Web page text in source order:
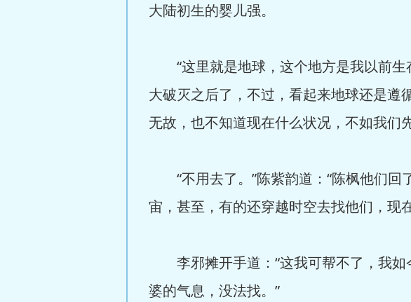
大陆初生的婴儿强。
“这里就是地球，这个地方是我以前生
大破灭之后了，不过，看起来地球还是遵
无故，也不知道现在什么状况，不如我们
“不用去了。”陈紫韵道：“陈枫他们回
宙，甚至，有的还穿越时空去找他们，现
李邪摊开手道：“这我可帮不了，我如
婆的气息，没法找。”